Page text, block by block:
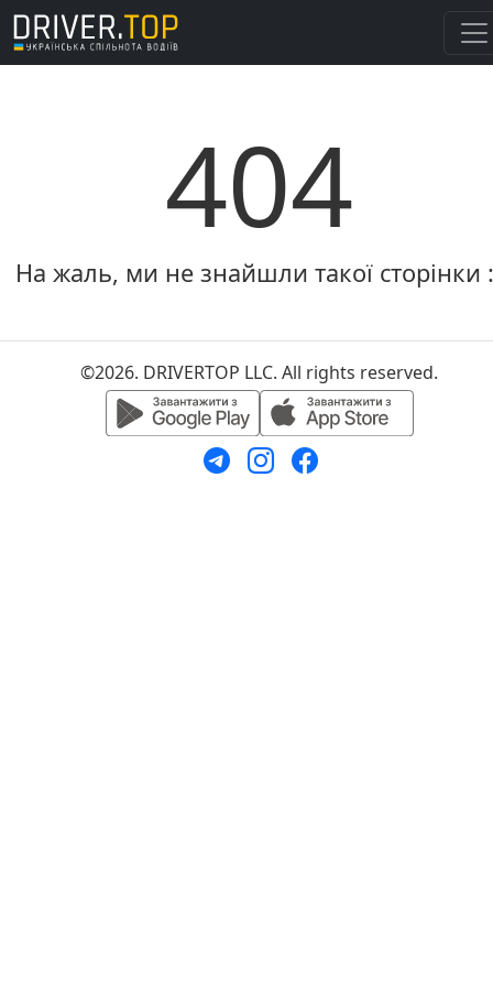
404
На жаль, ми не знайшли такої сторінки
©2026. DRIVERTOP LLC. All rights reserved.